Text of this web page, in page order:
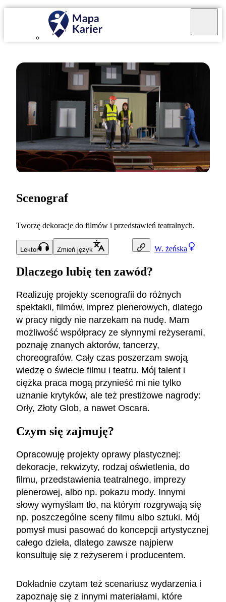
W. żeńska
Scenograf
Tworzę dekoracje do filmów i przedstawień teatralnych.
Lektor Zmień język
Dlaczego lubię ten zawód?
Realizuję projekty scenografii do różnych
spektakli, filmów, imprez plenerowych, dlatego
w pracy nigdy nie narzekam na nudę. Mam
możliwość współpracy ze słynnymi reżyserami,
poznaję znanych aktorów, tancerzy,
choreografów. Cały czas poszerzam swoją
wiedzę o świecie filmu i teatru. Mój talent i
ciężka praca mogą przynieść mi nie tylko
uznanie krytyków, ale też prestiżowe nagrody:
Orły, Złoty Glob, a nawet Oscara.
Czym się zajmuję?
Opracowuję projekty oprawy plastycznej:
dekoracje, rekwizyty, rodzaj oświetlenia, do
filmu, przedstawienia teatralnego, imprezy
plenerowej, albo np. pokazu mody. Innymi
słowy wymyślam tło, na którym rozgrywają się
np. poszczególne sceny filmu albo sztuki. Mój
pomysł musi pasować do koncepcji artystycznej
całego dzieła, dlatego zawsze najpierw
konsultuję się z reżyserem i producentem.
Dokładnie czytam też scenariusz wydarzenia i
zapoznaję się z innymi materiałami, które